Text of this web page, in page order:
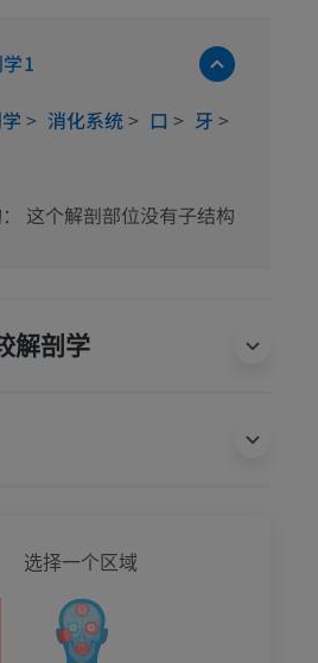
1
> 消化系统> 口 > 牙 >
这个解剖部位没有子结构
解剖学
选择一个区域